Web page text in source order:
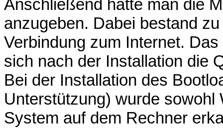
Anschließend hatte man die
anzugeben. Dabei bestand
Verbindung zum Internet.
sich nach der Installation die
Bei der Installation des
Unterstützung) wurde
System auf dem Rechner